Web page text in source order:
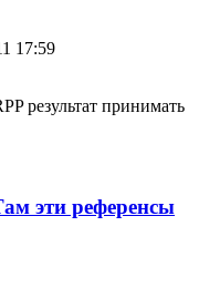
17:59
результат принимать
эти референсы